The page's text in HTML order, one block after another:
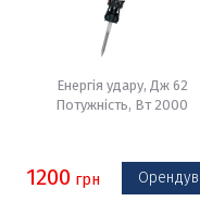
Енергія удару, Дж 62
Потужність, Вт 2000
1200 грн